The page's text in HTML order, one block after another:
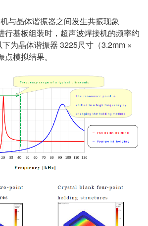
与晶体谐振器之间发生共振现象
行基板组装时，超声波焊接机的频率约
为晶体谐振器 3225尺寸（3.2mm ×
模拟结果。